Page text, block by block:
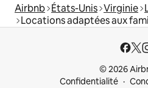
Airbnb États-Unis Virginie
Locations adaptées aux
© 2026
Confidentialité